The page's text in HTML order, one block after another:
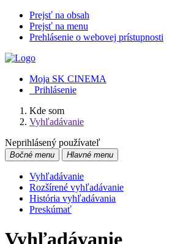
Prejsť na obsah
Prejsť na menu
Prehlásenie o webovej prístupnosti
Moja SK CINEMA
Prihlásenie
Kde som
Vyhľadávanie
Neprihlásený používateľ
Bočné menu Hlavné menu
Vyhľadávanie
Rozšírené vyhľadávanie
História vyhľadávania
Preskúmať
Vyhľadávanie